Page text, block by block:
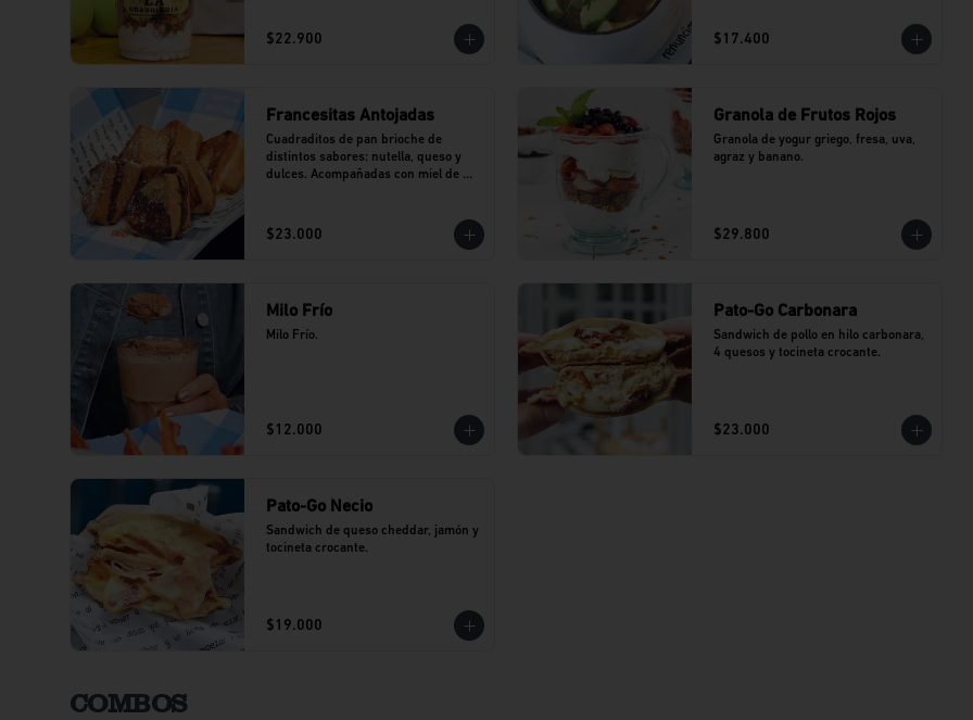
$22.900 $17.400
Francesitas Antojadas
Cuadraditos de pan brioche de
distintos sabores: nutella, queso y
dulces. Acompañadas con miel de
$23.000
Granola de Frutos Rojos
Granola de yogur griego, fresa, uva,
agraz y banano.
$29.800
Milo Frío
Milo Frío.
$12.000
Pato-Go Carbonara
Sandwich de pollo en hilo carbonara,
4 quesos y tocineta crocante.
$23.000
Pato-Go Necio
Sandwich de queso cheddar, jamón y
tocineta crocante.
$19.000
COMBOS